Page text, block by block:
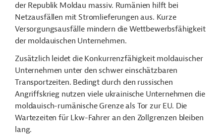
der Republik Moldau massiv. Rumänien hilft bei
Netzausfällen mit Stromlieferungen aus. Kurze
Versorgungsausfälle mindern die Wettbewerbsfähigkeit
der moldauischen Unternehmen.
Zusätzlich leidet die Konkurrenzfähigkeit moldauischer
Unternehmen unter den schwer einschätzbaren
Transportzeiten. Bedingt durch den russischen
Angriffskrieg nutzen viele ukrainische Unternehmen die
moldauisch-rumänische Grenze als Tor zur EU. Die
Wartezeiten für Lkw-Fahrer an den Zollgrenzen bleiben
lang.